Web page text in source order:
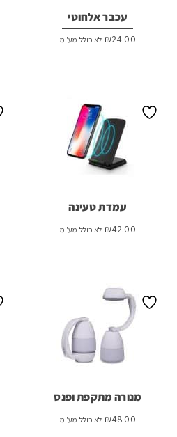
עכבר אלחוטי
₪24.00 לא כולל מע"מ
עמדת טעינה
₪42.00 לא כולל מע"מ
מנורה מתקפת ופנס
₪48.00 לא כולל מע"מ